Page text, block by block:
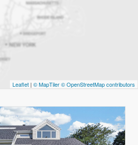
Leaflet | © MapTiler© OpenStreetMap contributors